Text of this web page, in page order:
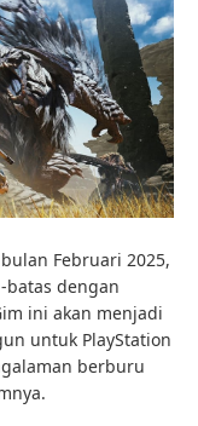
Februari 2025,
batas dengan
ini akan menjadi
untuk PlayStation
berburu